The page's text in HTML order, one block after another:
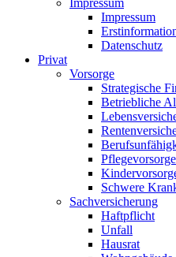
Impressum
Impressum
Datenschutz
Privat
Vorsorge
Strategische
Betriebliche
Pflegevorsorge
Schwere
Sachversicherung
Haftpflicht
Unfall
Hausrat